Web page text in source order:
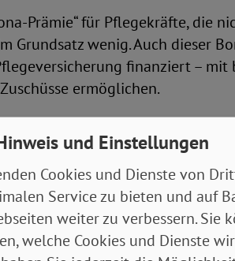
Prämie“ für Pflegekräfte, die
Grundsatz wenig. Auch dieser
finanziert – mit
ermöglichen.
– echte Reform
Spahn (CDU) hat viele
oder Entwürfe
kommt, muss sich zeigen.
und Einstellungen
Cookies und Dienste von
Service zu bieten und auf
weiter zu verbessern. Sie
welche Cookies und Dienste